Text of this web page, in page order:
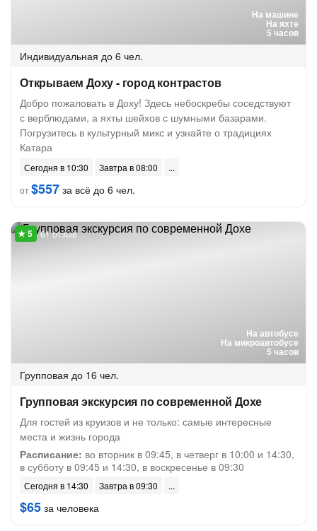
На машине
На яхте
5 часов
Индивидуальная до 6 чел.
Открываем Доху - город контрастов
Добро пожаловать в Доху! Здесь небоскребы соседствуют
с верблюдами, а яхты шейхов с шумными базарами.
Погрузитесь в культурный микс и узнайте о традициях
Катара
Сегодня в 10:30
Завтра в 08:00
от$557 за всё до 6 чел.
На автобусе
На микроавтобусе
5 часов
61 отзыв
Групповая до 16 чел.
Групповая экскурсия по современной Дохе
Для гостей из круизов и не только: самые интересные
места и жизнь города
Расписание: во вторник в 09:45, в четверг в 10:00 и 14:30,
в субботу в 09:45 и 14:30, в воскресенье в 09:30
Сегодня в 14:30 Завтра в 09:30
$65 за человека